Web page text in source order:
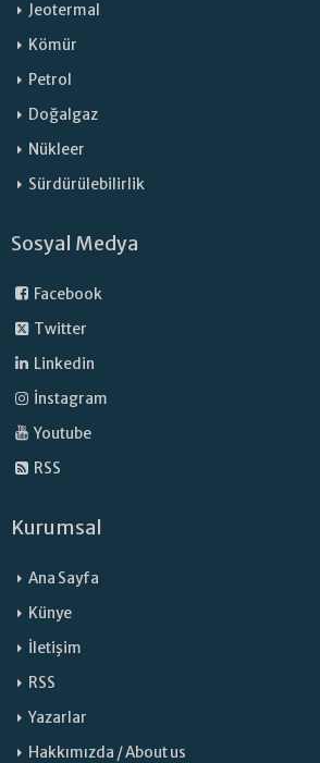
Jeotermal
Kömür
Petrol
Doğalgaz
Nükleer
Sürdürülebilirlik
Sosyal Medya
Facebook
Twitter
Linkedin
İnstagram
Youtube
RSS
Kurumsal
Ana Sayfa
Künye
İletişim
RSS
Yazarlar
Hakkımızda / About us